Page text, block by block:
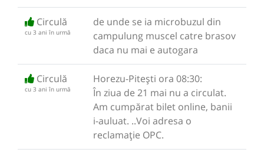
Circulă
cu 3 ani în urmă
de unde se ia microbuzul din
campulung muscel catre brasov
daca nu mai e autogara
Circulă
cu 3 ani în urmă
Horezu-Pitești ora 08:30:
În ziua de 21 mai nu a circulat.
Am cumpărat bilet online, banii
i-auluat. ..Voi adresa o
reclamație OPC.